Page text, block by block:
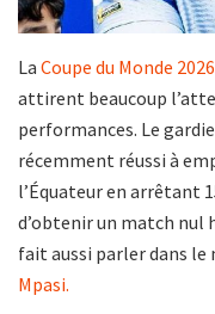
La Coupe du Monde 2026
attirent beaucoup
performances. Le
récemment réussi à
l’Équateur en arrêtant
d’obtenir un match nul
fait aussi parler dans
Mpasi.